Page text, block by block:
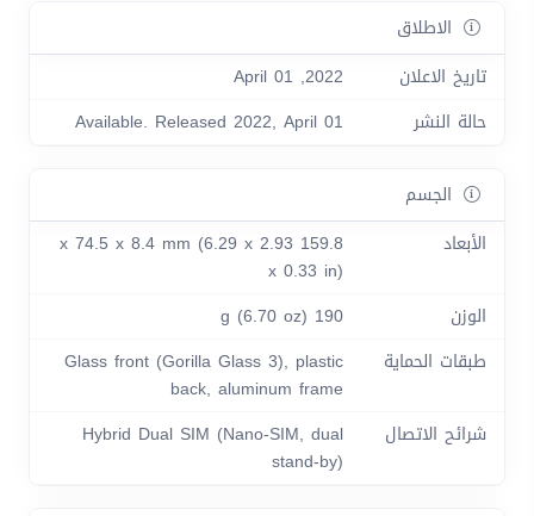
الاطلاق
تاريخ الاعلان
2022, April 01
حالة النشر
Available. Released 2022, April 01
الجسم
الأبعاد
159.8 x 74.5 x 8.4 mm (6.29 x 2.93
x 0.33 in)
الوزن
190 g (6.70 oz)
طبقات الحماية
Glass front (Gorilla Glass 3), plastic
back, aluminum frame
شرائح الاتصال
Hybrid Dual SIM (Nano-SIM, dual
stand-by)